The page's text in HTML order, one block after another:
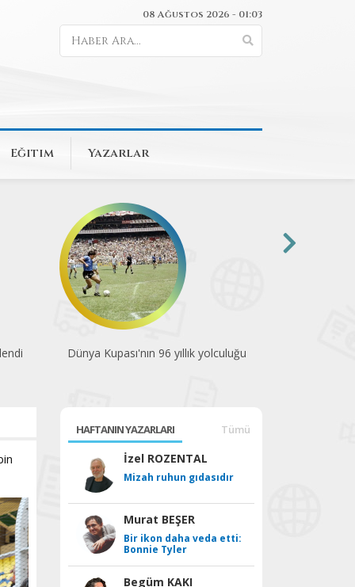
08 Ağustos 2026 - 01:03
Eğitim Yazarlar
Pedallar çevre için döndü
HAFTANIN YAZARLARI Tümü
İzel ROZENTAL
Mizah ruhun gıdasıdır
Murat BEŞER
Bir ikon daha veda etti:
Bonnie Tyler
Begüm KAKI